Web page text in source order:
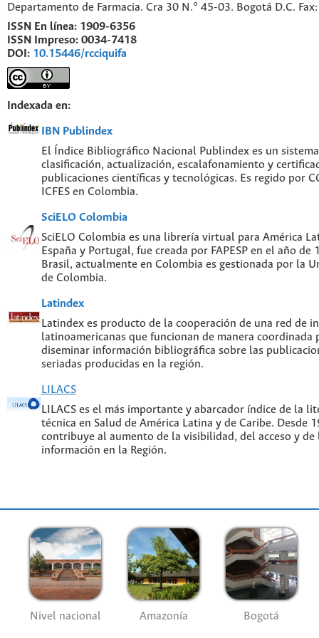
Departamento de Farmacia. Cra 30 N.° 45-03. Bogotá D.C.
ISSN En línea: 1909-6356
ISSN Impreso: 0034-7418
DOI: 10.15446/rcciquifa
Indexada en:
IBN Publindex
El Índice Bibliográfico Nacional Publindex es un
clasificación, actualización, escalafonamiento y
publicaciones científicas y tecnológicas. Es regido por
ICFES en Colombia.
SciELO Colombia
SciELO Colombia es una librería virtual para América
España y Portugal, fue creada por FAPESP en el año de
Brasil, actualmente en Colombia es gestionada por la
de Colombia.
Latindex
Latindex es producto de la cooperación de una red de
latinoamericanas que funcionan de manera coordinada
diseminar información bibliográfica sobre las
seriadas producidas en la región.
LILACS
LILACS es el más importante y abarcador índice de la
técnica en Salud de América Latina y de Caribe. Desde
contribuye al aumento de la visibilidad, del acceso y de
información en la Región.
Nivel nacional Amazonía Bogotá